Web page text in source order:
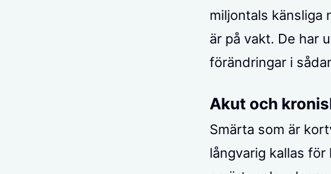
miljontals känsliga
är på vakt. De har
förändringar i
Akut och
Smärta som är
långvarig kallas